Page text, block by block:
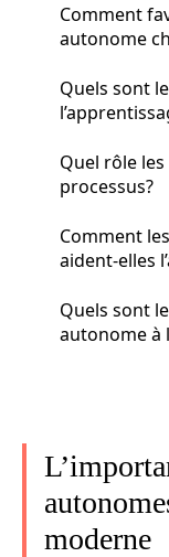
Comment
autonome
Quels sont
Quel rôle
processus?
Comment
aident-elles
Quels sont
autonome à
moderne